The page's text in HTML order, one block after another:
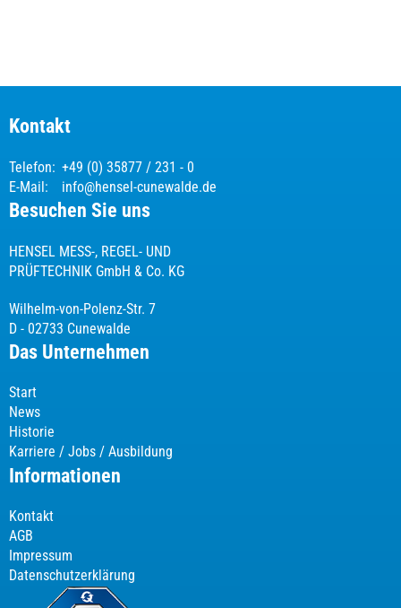
Kontakt
Telefon: +49 (0) 35877 / 231 - 0
E-Mail:
info@hensel-cunewalde.de
Besuchen Sie uns
HENSEL MESS-, REGEL- UND
PRÜFTECHNIK GmbH & Co. KG
Wilhelm-von-Polenz-Str. 7
D - 02733 Cunewalde
Das Unternehmen
Start
News
Historie
Karriere / Jobs / Ausbildung
Informationen
Kontakt
AGB
Impressum
Datenschutzerklärung